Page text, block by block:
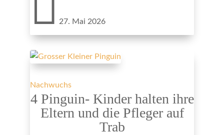
27. Mai 2026
Nachwuchs
4 Pinguin- Kinder halten ihre
Eltern und die Pfleger auf
Trab